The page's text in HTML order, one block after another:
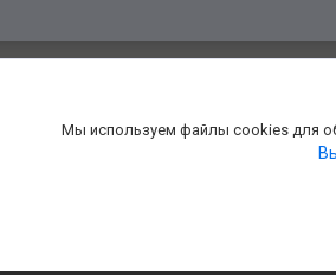
Мы используем файлы cookies для